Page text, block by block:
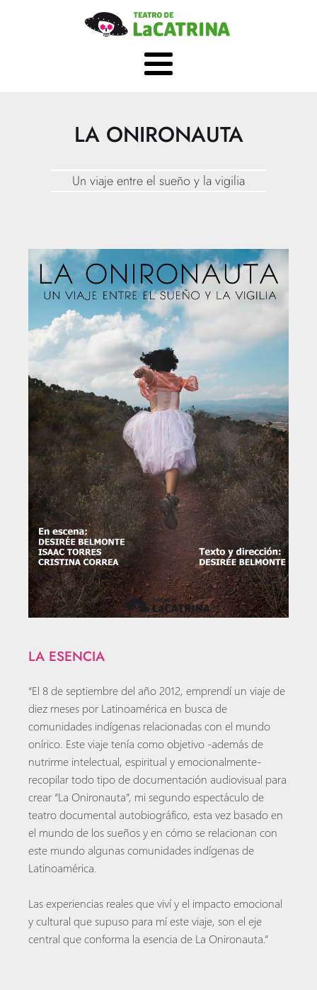
LA ONIRONAUTA
Un viaje entre el sueño y la vigilia
LA ESENCIA
“El 8 de septiembre del año 2012, emprendí un viaje de
diez meses por Latinoamérica en busca de
comunidades indígenas relacionadas con el mundo
onírico. Este viaje tenía como objetivo -además de
nutrirme intelectual, espiritual y emocionalmente-
recopilar todo tipo de documentación audiovisual para
crear “La Onironauta”, mi segundo espectáculo de
teatro documental autobiográfico, esta vez basado en
el mundo de los sueños y en cómo se relacionan con
este mundo algunas comunidades indígenas de
Latinoamérica.
Las experiencias reales que viví y el impacto emocional
y cultural que supuso para mí este viaje, son el eje
central que conforma la esencia de La Onironauta.”